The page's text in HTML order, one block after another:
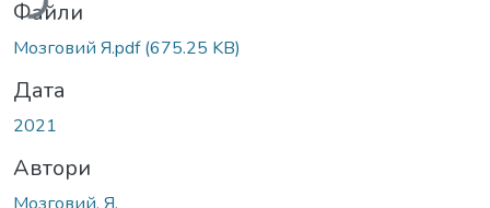
Файли
Мозговий Я.pdf(675.25 KB)
Дата
2021
Автори